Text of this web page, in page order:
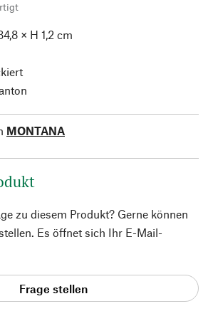
× H 1,2 cm
MONTANA
zu diesem Produkt? Gerne können
Es öffnet sich Ihr E-Mail-
Frage stellen